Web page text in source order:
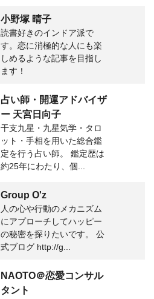
小野塚 晴子
読書好きのインドア派で
す。恋に消極的な人にも楽
しめるような記事を目指し
ます！
占い師・開運アドバイザ
ー 天宮日向子
干支九星・九星気学・タロ
ット・手相を用いた総合鑑
定を行う占い師。 鑑定歴は
約25年にわたり、個...
Group O'z
人の心や行動のメカニズム
にアプローチしてハッピー
の秘密を探りたいです。 公
式ブログ http://g...
NAOTO＠恋愛コンサル
タント